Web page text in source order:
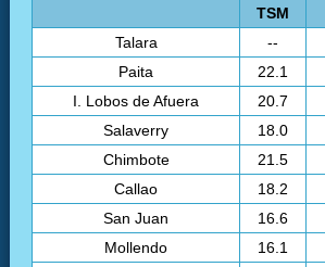
TSM
Talara
--
Paita
22.1
I. Lobos de Afuera
20.7
Salaverry
18.0
Chimbote
21.5
Callao
18.2
San Juan
16.6
Mollendo
16.1